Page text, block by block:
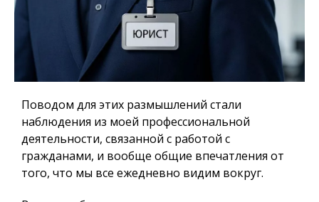
Поводом для этих размышлений стали
наблюдения из моей профессиональной
деятельности, связанной с работой с
гражданами, и вообще общие впечатления от
того, что мы все ежедневно видим вокруг.